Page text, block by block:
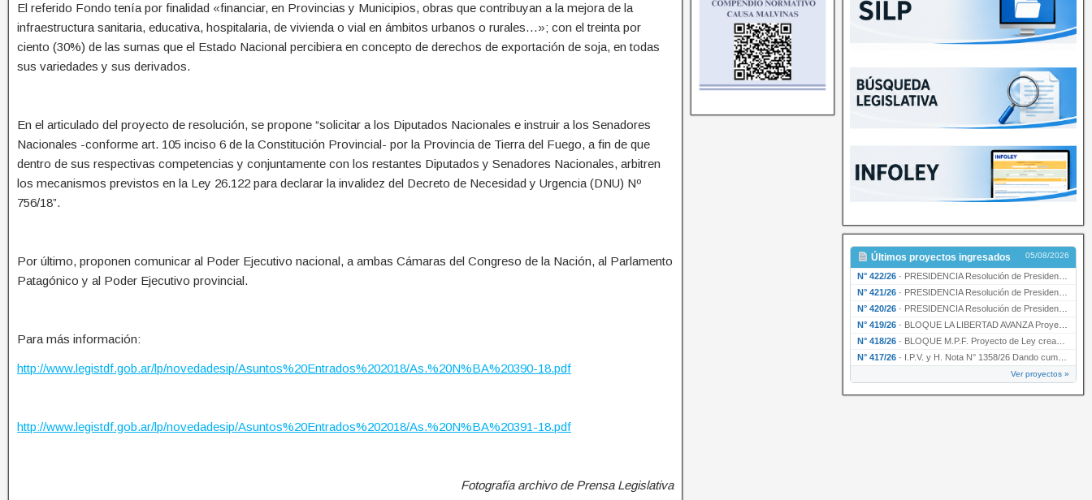
El referido Fondo tenía por finalidad «financiar, en Provincias y Municipios, obras que contribuyan a la mejora de la
infraestructura sanitaria, educativa, hospitalaria, de vivienda o vial en ámbitos urbanos o rurales…»; con el treinta por
ciento (30%) de las sumas que el Estado Nacional percibiera en concepto de derechos de exportación de soja, en todas
sus variedades y sus derivados.
En el articulado del proyecto de resolución, se propone “solicitar a los Diputados Nacionales e instruir a los Senadores
Nacionales -conforme art. 105 inciso 6 de la Constitución Provincial- por la Provincia de Tierra del Fuego, a fin de que
dentro de sus respectivas competencias y conjuntamente con los restantes Diputados y Senadores Nacionales, arbitren
los mecanismos previstos en la Ley 26.122 para declarar la invalidez del Decreto de Necesidad y Urgencia (DNU) Nº
756/18”.
Por último, proponen comunicar al Poder Ejecutivo nacional, a ambas Cámaras del Congreso de la Nación, al Parlamento
Patagónico y al Poder Ejecutivo provincial.
Para más información:
http://www.legistdf.gob.ar/lp/novedadesip/Asuntos%20Entrados%202018/As.%20N%BA%20390-18.pdf
http://www.legistdf.gob.ar/lp/novedadesip/Asuntos%20Entrados%202018/As.%20N%BA%20391-18.pdf
Fotografía archivo de Prensa Legislativa
Últimos proyectos ingresados 05/08/2026
N° 422/26 · PRESIDENCIA Resolución de Presidencia N° 200/26 para su ratificación.
N° 421/26 · PRESIDENCIA Resolución de Presidencia N° 199/26 para su ratificación.
N° 420/26 · PRESIDENCIA Resolución de Presidencia N° 198/26 para su ratificación.
N° 419/26 · BLOQUE LA LIBERTAD AVANZA Proyecto de Ley declarando la esencialidad del servicio educativ…
N° 418/26 · BLOQUE M.P.F. Proyecto de Ley creando el Ente Único Regulador de servicios públicos de la …
N° 417/26 · I.P.V. y H. Nota N° 1358/26 Dando cumplimiento al artículo 29 de la Ley provincial N° 1399…
Ver proyectos »